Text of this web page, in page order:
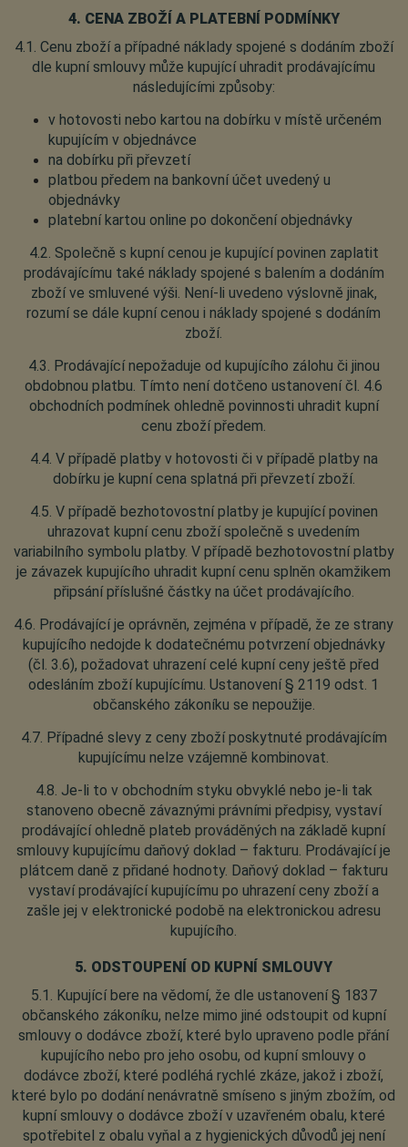
4. CENA ZBOŽÍ A PLATEBNÍ PODMÍNKY
4.1. Cenu zboží a případné náklady spojené s dodáním zboží
dle kupní smlouvy může kupující uhradit prodávajícímu
následujícími způsoby:
v hotovosti nebo kartou na dobírku v místě určeném
kupujícím v objednávce
na dobírku při převzetí
platbou předem na bankovní účet uvedený u
objednávky
platební kartou online po dokončení objednávky
4.2. Společně s kupní cenou je kupující povinen zaplatit
prodávajícímu také náklady spojené s balením a dodáním
zboží ve smluvené výši. Není-li uvedeno výslovně jinak,
rozumí se dále kupní cenou i náklady spojené s dodáním
zboží.
4.3. Prodávající nepožaduje od kupujícího zálohu či jinou
obdobnou platbu. Tímto není dotčeno ustanovení čl. 4.6
obchodních podmínek ohledně povinnosti uhradit kupní
cenu zboží předem.
4.4. V případě platby v hotovosti či v případě platby na
dobírku je kupní cena splatná při převzetí zboží.
4.5. V případě bezhotovostní platby je kupující povinen
uhrazovat kupní cenu zboží společně s uvedením
variabilního symbolu platby. V případě bezhotovostní platby
je závazek kupujícího uhradit kupní cenu splněn okamžikem
připsání příslušné částky na účet prodávajícího.
4.6. Prodávající je oprávněn, zejména v případě, že ze strany
kupujícího nedojde k dodatečnému potvrzení objednávky
(čl. 3.6), požadovat uhrazení celé kupní ceny ještě před
odesláním zboží kupujícímu. Ustanovení § 2119 odst. 1
občanského zákoníku se nepoužije.
4.7. Případné slevy z ceny zboží poskytnuté prodávajícím
kupujícímu nelze vzájemně kombinovat.
4.8. Je-li to v obchodním styku obvyklé nebo je-li tak
stanoveno obecně závaznými právními předpisy, vystaví
prodávající ohledně plateb prováděných na základě kupní
smlouvy kupujícímu daňový doklad – fakturu. Prodávající je
plátcem daně z přidané hodnoty. Daňový doklad – fakturu
vystaví prodávající kupujícímu po uhrazení ceny zboží a
zašle jej v elektronické podobě na elektronickou adresu
kupujícího.
5. ODSTOUPENÍ OD KUPNÍ SMLOUVY
5.1. Kupující bere na vědomí, že dle ustanovení § 1837
občanského zákoníku, nelze mimo jiné odstoupit od kupní
smlouvy o dodávce zboží, které bylo upraveno podle přání
kupujícího nebo pro jeho osobu, od kupní smlouvy o
dodávce zboží, které podléhá rychlé zkáze, jakož i zboží,
které bylo po dodání nenávratně smíseno s jiným zbožím, od
kupní smlouvy o dodávce zboží v uzavřeném obalu, které
spotřebitel z obalu vyňal a z hygienických důvodů jej není